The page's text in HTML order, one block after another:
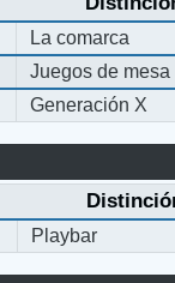
La comarca
Juegos de mesa
Generación X
Playbar